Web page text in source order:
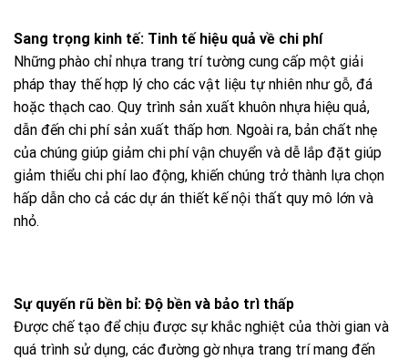
Sang trọng kinh tế: Tinh tế hiệu quả về chi phí
Những phào chỉ nhựa trang trí tường cung cấp một giải
pháp thay thế hợp lý cho các vật liệu tự nhiên như gỗ, đá
hoặc thạch cao. Quy trình sản xuất khuôn nhựa hiệu quả,
dẫn đến chi phí sản xuất thấp hơn. Ngoài ra, bản chất nhẹ
của chúng giúp giảm chi phí vận chuyển và dễ lắp đặt giúp
giảm thiểu chi phí lao động, khiến chúng trở thành lựa chọn
hấp dẫn cho cả các dự án thiết kế nội thất quy mô lớn và
nhỏ.
Sự quyến rũ bền bỉ: Độ bền và bảo trì thấp
Được chế tạo để chịu được sự khắc nghiệt của thời gian và
quá trình sử dụng, các đường gờ nhựa trang trí mang đến